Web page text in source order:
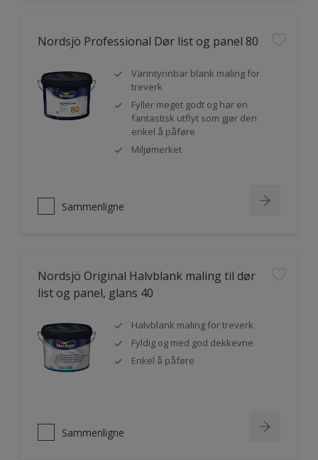
Nordsjö Professional Dør list og panel 80
Vanntynnbar blank maling for
treverk
Fyller meget godt og har en
fantastisk utflyt som gjør den
enkel å påføre
Miljømerket
Sammenligne
Nordsjö Original Halvblank maling til dør
list og panel, glans 40
Halvblank maling for treverk
Fyldig og med god dekkevne
Enkel å påføre
Sammenligne